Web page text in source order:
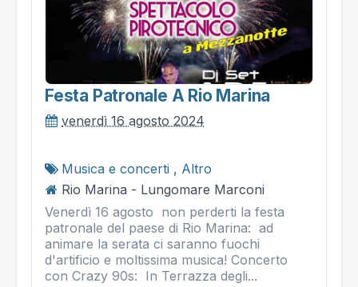
Festa Patronale A Rio Marina
venerdì 16 agosto 2024
Musica e concerti , Altro
Rio Marina - Lungomare Marconi
Venerdì 16 agosto non perderti la festa
patronale del paese di Rio Marina: ad
animare la serata ci saranno fuochi
d'artificio e moltissima musica! Concerto
con Crazy 90s: In Terrazza degli...